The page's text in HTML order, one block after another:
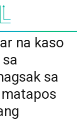
na kaso
sa